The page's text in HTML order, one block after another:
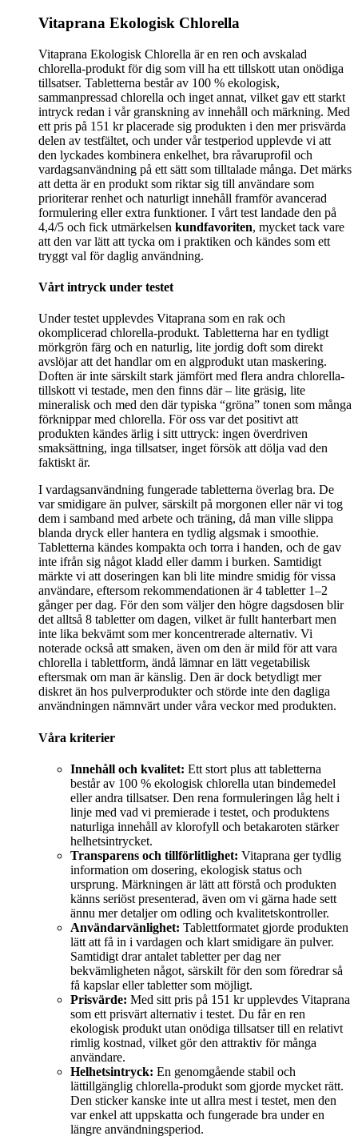
Vitaprana Ekologisk Chlorella
Vitaprana Ekologisk Chlorella är en ren och avskalad
chlorella-produkt för dig som vill ha ett tillskott utan onödiga
tillsatser. Tabletterna består av 100 % ekologisk,
sammanpressad chlorella och inget annat, vilket gav ett starkt
intryck redan i vår granskning av innehåll och märkning. Med
ett pris på 151 kr placerade sig produkten i den mer prisvärda
delen av testfältet, och under vår testperiod upplevde vi att
den lyckades kombinera enkelhet, bra råvaruprofil och
vardagsanvändning på ett sätt som tilltalade många. Det märks
att detta är en produkt som riktar sig till användare som
prioriterar renhet och naturligt innehåll framför avancerad
formulering eller extra funktioner. I vårt test landade den på
4,4/5 och fick utmärkelsen kundfavoriten, mycket tack vare
att den var lätt att tycka om i praktiken och kändes som ett
tryggt val för daglig användning.
Vårt intryck under testet
Under testet upplevdes Vitaprana som en rak och
okomplicerad chlorella-produkt. Tabletterna har en tydligt
mörkgrön färg och en naturlig, lite jordig doft som direkt
avslöjar att det handlar om en algprodukt utan maskering.
Doften är inte särskilt stark jämfört med flera andra chlorella-
tillskott vi testade, men den finns där – lite gräsig, lite
mineralisk och med den där typiska “gröna” tonen som många
förknippar med chlorella. För oss var det positivt att
produkten kändes ärlig i sitt uttryck: ingen överdriven
smaksättning, inga tillsatser, inget försök att dölja vad den
faktiskt är.
I vardagsanvändning fungerade tabletterna överlag bra. De
var smidigare än pulver, särskilt på morgonen eller när vi tog
dem i samband med arbete och träning, då man ville slippa
blanda dryck eller hantera en tydlig algsmak i smoothie.
Tabletterna kändes kompakta och torra i handen, och de gav
inte ifrån sig något kladd eller damm i burken. Samtidigt
märkte vi att doseringen kan bli lite mindre smidig för vissa
användare, eftersom rekommendationen är 4 tabletter 1–2
gånger per dag. För den som väljer den högre dagsdosen blir
det alltså 8 tabletter om dagen, vilket är fullt hanterbart men
inte lika bekvämt som mer koncentrerade alternativ. Vi
noterade också att smaken, även om den är mild för att vara
chlorella i tablettform, ändå lämnar en lätt vegetabilisk
eftersmak om man är känslig. Den är dock betydligt mer
diskret än hos pulverprodukter och störde inte den dagliga
användningen nämnvärt under våra veckor med produkten.
Våra kriterier
Innehåll och kvalitet: Ett stort plus att tabletterna
består av 100 % ekologisk chlorella utan bindemedel
eller andra tillsatser. Den rena formuleringen låg helt i
linje med vad vi premierade i testet, och produktens
naturliga innehåll av klorofyll och betakaroten stärker
helhetsintrycket.
Transparens och tillförlitlighet: Vitaprana ger tydlig
information om dosering, ekologisk status och
ursprung. Märkningen är lätt att förstå och produkten
känns seriöst presenterad, även om vi gärna hade sett
ännu mer detaljer om odling och kvalitetskontroller.
Användarvänlighet: Tablettformatet gjorde produkten
lätt att få in i vardagen och klart smidigare än pulver.
Samtidigt drar antalet tabletter per dag ner
bekvämligheten något, särskilt för den som föredrar så
få kapslar eller tabletter som möjligt.
Prisvärde: Med sitt pris på 151 kr upplevdes Vitaprana
som ett prisvärt alternativ i testet. Du får en ren
ekologisk produkt utan onödiga tillsatser till en relativt
rimlig kostnad, vilket gör den attraktiv för många
användare.
Helhetsintryck: En genomgående stabil och
lättillgänglig chlorella-produkt som gjorde mycket rätt.
Den sticker kanske inte ut allra mest i testet, men den
var enkel att uppskatta och fungerade bra under en
längre användningsperiod.